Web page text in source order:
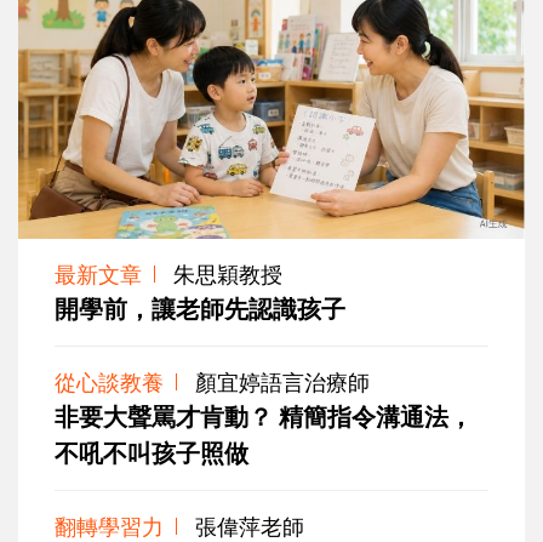
最新文章 朱思穎教授
開學前，讓老師先認識孩子
從心談教養 顏宜婷語言治療師
非要大聲罵才肯動？ 精簡指令溝通法，
不吼不叫孩子照做
翻轉學習力 張偉萍老師